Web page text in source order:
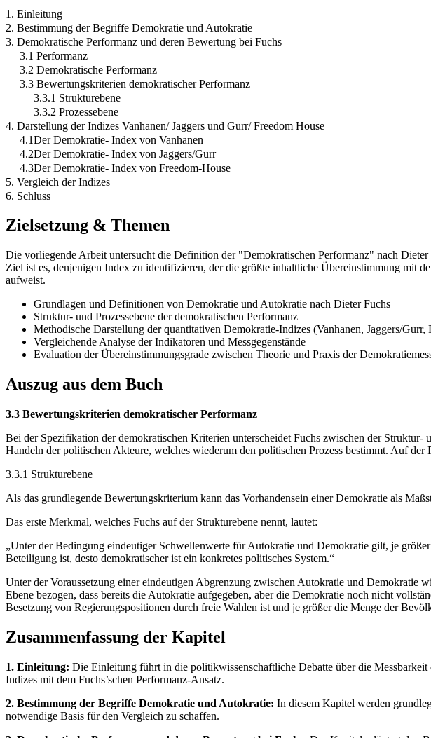
1. Einleitung
2. Bestimmung der Begriffe Demokratie und Autokratie
3. Demokratische Performanz und deren Bewertung bei Fuchs
3.1 Performanz
3.2 Demokratische Performanz
3.3 Bewertungskriterien demokratischer Performanz
3.3.1 Strukturebene
3.3.2 Prozessebene
4. Darstellung der Indizes Vanhanen/ Jaggers und Gurr/ Freedom House
4.1Der Demokratie- Index von Vanhanen
4.2Der Demokratie- Index von Jaggers/Gurr
4.3Der Demokratie- Index von Freedom-House
5. Vergleich der Indizes
6. Schluss
Zielsetzung & Themen
Die vorliegende Arbeit untersucht die Definition der "Demokratischen Performanz" nach
Ziel ist es, denjenigen Index zu identifizieren, der die größte inhaltliche Übereinstimmung mit
aufweist.
Grundlagen und Definitionen von Demokratie und Autokratie nach Dieter Fuchs
Struktur- und Prozessebene der demokratischen Performanz
Methodische Darstellung der quantitativen Demokratie-Indizes (Vanhanen, Jaggers/Gurr,
Vergleichende Analyse der Indikatoren und Messgegenstände
Evaluation der Übereinstimmungsgrade zwischen Theorie und Praxis der
Auszug aus dem Buch
3.3 Bewertungskriterien demokratischer Performanz
Bei der Spezifikation der demokratischen Kriterien unterscheidet Fuchs zwischen der
Handeln der politischen Akteure, welches wiederum den politischen Prozess bestimmt. Auf
3.3.1 Strukturebene
Als das grundlegende Bewertungskriterium kann das Vorhandensein einer Demokratie als
Das erste Merkmal, welches Fuchs auf der Strukturebene nennt, lautet:
„Unter der Bedingung eindeutiger Schwellenwerte für Autokratie und Demokratie gilt, je
Beteiligung ist, desto demokratischer ist ein konkretes politisches System.“
Unter der Voraussetzung einer eindeutigen Abgrenzung zwischen Autokratie und Demokratie
Ebene bezogen, dass bereits die Autokratie aufgegeben, aber die Demokratie noch nicht
Besetzung von Regierungspositionen durch freie Wahlen ist und je größer die Menge der
Zusammenfassung der Kapitel
1. Einleitung: Die Einleitung führt in die politikwissenschaftliche Debatte über die
Indizes mit dem Fuchs’schen Performanz-Ansatz.
2. Bestimmung der Begriffe Demokratie und Autokratie: In diesem Kapitel werden
notwendige Basis für den Vergleich zu schaffen.